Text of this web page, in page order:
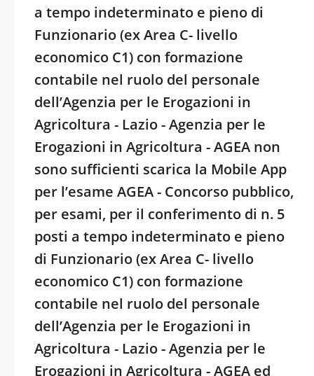
a tempo indeterminato e pieno di
Funzionario (ex Area C- livello
economico C1) con formazione
contabile nel ruolo del personale
dell’Agenzia per le Erogazioni in
Agricoltura - Lazio - Agenzia per le
Erogazioni in Agricoltura - AGEA non
sono sufficienti scarica la Mobile App
per l’esame AGEA - Concorso pubblico,
per esami, per il conferimento di n. 5
posti a tempo indeterminato e pieno
di Funzionario (ex Area C- livello
economico C1) con formazione
contabile nel ruolo del personale
dell’Agenzia per le Erogazioni in
Agricoltura - Lazio - Agenzia per le
Erogazioni in Agricoltura - AGEA ed